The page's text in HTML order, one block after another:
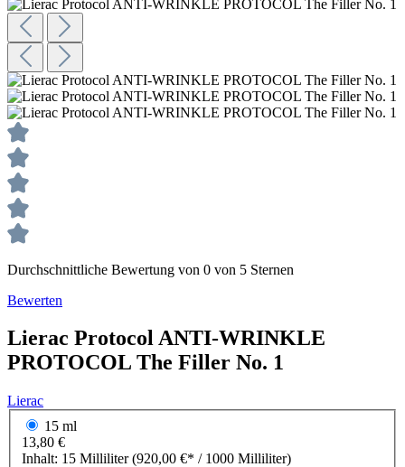
Durchschnittliche Bewertung von 0 von 5 Sternen
Bewerten
Lierac ProtocolANTI-WRINKLE
PROTOCOL The Filler No. 1
Lierac
15 ml
13,80 €
Inhalt: 15 Milliliter(920,00 €* / 1000 Milliliter)